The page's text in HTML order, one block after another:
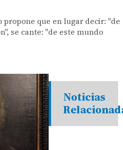
propone que en lugar decir: "de
se cante: "de este mundo
Noticias